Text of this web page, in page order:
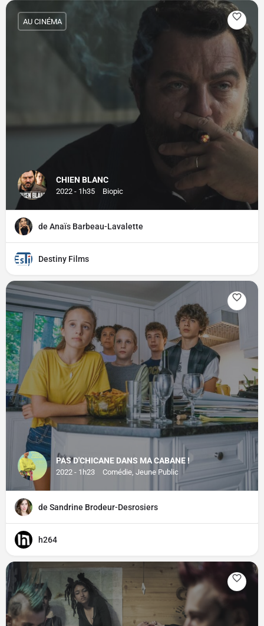
CHIEN BLANC
2022 - 1h35 Biopic
AU CINÉMA
de Anaïs Barbeau-Lavalette
Destiny Films
PAS D'CHICANE DANS MA CABANE !
2022 - 1h23 Comédie, Jeune Public
de Sandrine Brodeur-Desrosiers
h264